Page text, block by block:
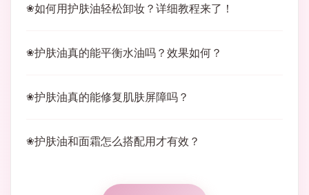
如何用护肤油轻松卸妆？详细教程来了！
护肤油真的能平衡水油吗？效果如何？
护肤油真的能修复肌肤屏障吗？
护肤油和面霜怎么搭配用才有效？